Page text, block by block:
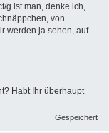
g ist man, denke ich,
von
werden ja sehen, auf
Habt Ihr überhaupt
Gespeichert